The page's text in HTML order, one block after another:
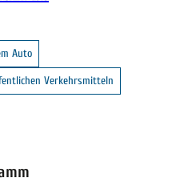
Auto
Verkehrsmitteln